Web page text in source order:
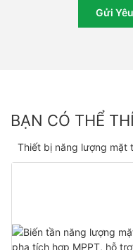
Gửi
BẠN CÓ THỂ
Thiết bị năng lượng mặt